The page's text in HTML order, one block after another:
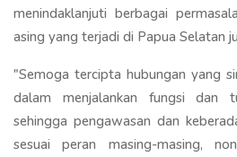
menindaklanjuti berbagai
asing yang terjadi di Papua Selatan
"Semoga tercipta hubungan yang
dalam menjalankan fungsi dan
sehingga pengawasan dan
sesuai peran masing-masing,